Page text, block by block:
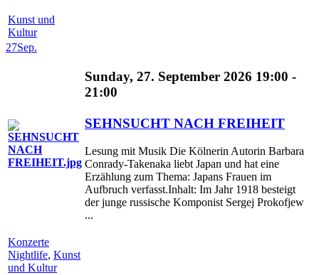
Kunst und
Kultur
27Sep.
Sunday, 27. September 2026 19:00 -
21:00
SEHNSUCHT NACH FREIHEIT
Lesung mit Musik Die Kölnerin Autorin Barbara
Conrady-Takenaka liebt Japan und hat eine
Erzählung zum Thema: Japans Frauen im
Aufbruch verfasst.Inhalt: Im Jahr 1918 besteigt
der junge russische Komponist Sergej Prokofjew
...
Konzerte
Nightlife, Kunst
und Kultur